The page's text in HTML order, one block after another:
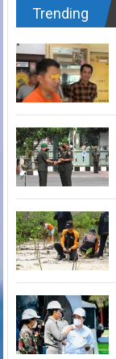
Trending